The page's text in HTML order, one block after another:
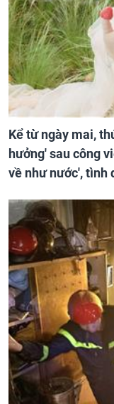
Kể từ ngày mai,
hưởng' sau công
về như nước', tình